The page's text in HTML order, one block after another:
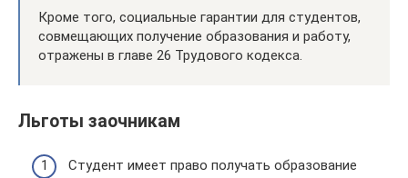
Кроме того, социальные гарантии для студентов,
совмещающих получение образования и работу,
отражены в главе 26 Трудового кодекса.
Льготы заочникам
Студент имеет право получать образование